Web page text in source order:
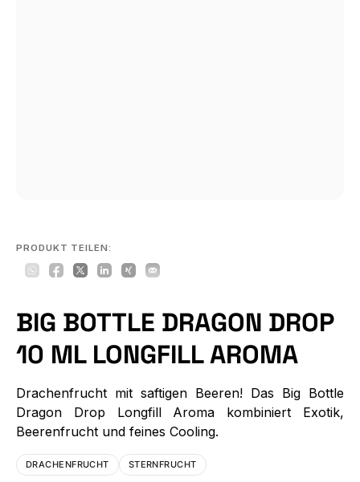
PRODUKT TEILEN:
BIG BOTTLE DRAGON DROP
10 ML LONGFILL AROMA
Drachenfrucht mit saftigen Beeren! Das Big Bottle
Dragon Drop Longfill Aroma kombiniert Exotik,
Beerenfrucht und feines Cooling.
DRACHENFRUCHT STERNFRUCHT